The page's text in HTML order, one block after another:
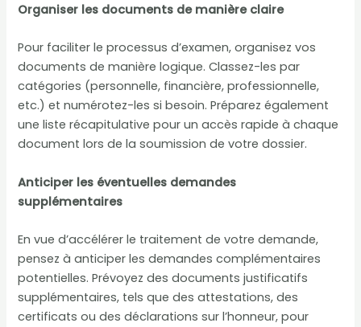
Organiser les documents de manière claire
Pour faciliter le processus d’examen, organisez vos
documents de manière logique. Classez-les par
catégories (personnelle, financière, professionnelle,
etc.) et numérotez-les si besoin. Préparez également
une liste récapitulative pour un accès rapide à chaque
document lors de la soumission de votre dossier.
Anticiper les éventuelles demandes
supplémentaires
En vue d’accélérer le traitement de votre demande,
pensez à anticiper les demandes complémentaires
potentielles. Prévoyez des documents justificatifs
supplémentaires, tels que des attestations, des
certificats ou des déclarations sur l’honneur, pour